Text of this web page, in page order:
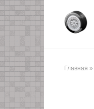
Перейти
к
контенту
Главная »